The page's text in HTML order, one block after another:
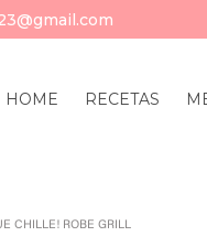
HOME RECETAS
CHILLE! ROBE GRILL